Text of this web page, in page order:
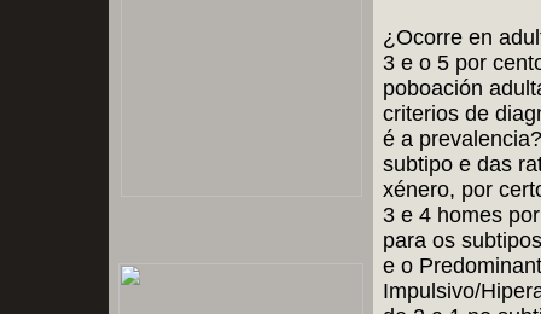
¿Ocorre en
3 e o 5 por
poboación
criterios de
é a
subtipo e das
xénero, por
3 e 4 homes
para os
e o
Impulsivo/